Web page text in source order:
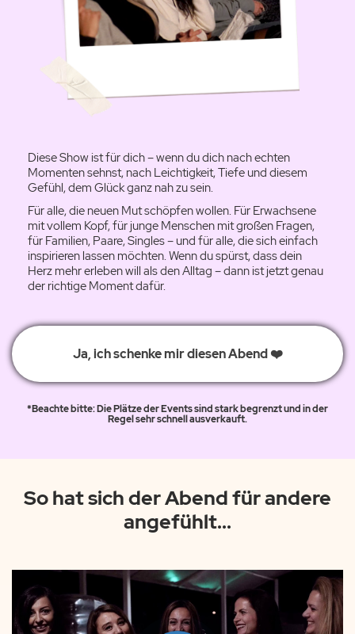
Diese Show ist für dich – wenn du dich nach echten
Momenten sehnst, nach Leichtigkeit, Tiefe und diesem
Gefühl, dem Glück ganz nah zu sein.
Für alle, die neuen Mut schöpfen wollen. Für Erwachsene
mit vollem Kopf, für junge Menschen mit großen Fragen,
für Familien, Paare, Singles – und für alle, die sich einfach
inspirieren lassen möchten. Wenn du spürst, dass dein
Herz mehr erleben will als den Alltag – dann ist jetzt genau
der richtige Moment dafür.
Ja, ich schenke mir diesen Abend ❤️
*Beachte bitte: Die Plätze der Events sind stark begrenzt und in der
Regel sehr schnell ausverkauft.
So hat sich der Abend für andere
angefühlt...